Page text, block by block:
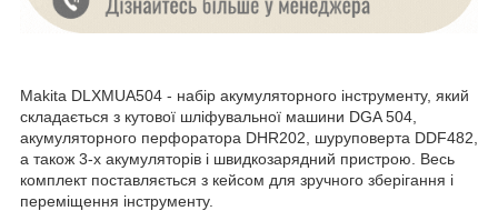
Makita DLXMUA504 - набір акумуляторного інструменту, який
складається з кутової шліфувальної машини DGA 504,
акумуляторного перфоратора DHR202, шуруповерта DDF482,
а також 3-х акумуляторів і швидкозарядний пристрою. Весь
комплект поставляється з кейсом для зручного зберігання і
переміщення інструменту.